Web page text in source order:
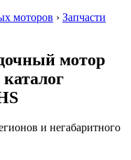
моторов › Запчасти
мотор
и негабаритного